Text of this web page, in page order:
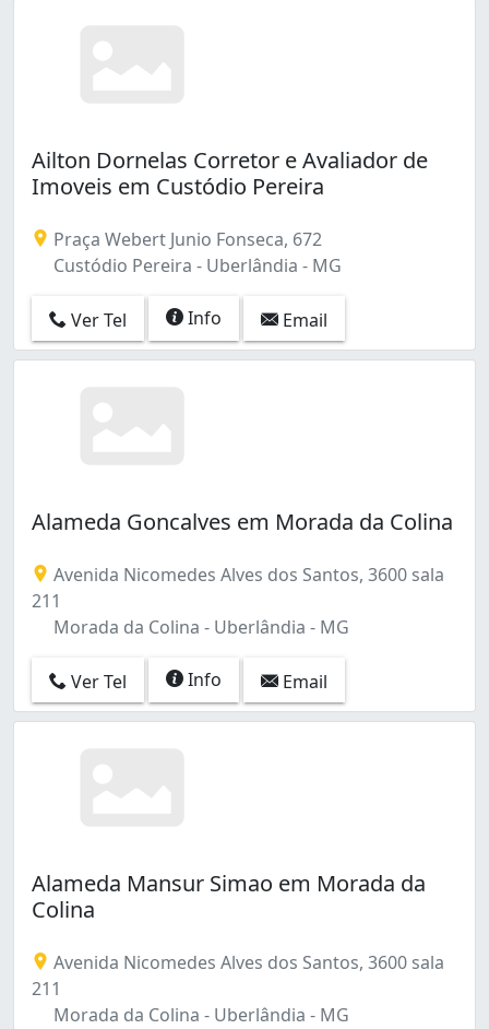
Ailton Dornelas Corretor e Avaliador de
Imoveis em Custódio Pereira
Praça Webert Junio Fonseca, 672
Custódio Pereira - Uberlândia - MG
Ver Tel Info Email
Alameda Goncalves em Morada da Colina
Avenida Nicomedes Alves dos Santos, 3600 sala
211
Morada da Colina - Uberlândia - MG
Ver Tel Info Email
Alameda Mansur Simao em Morada da
Colina
Avenida Nicomedes Alves dos Santos, 3600 sala
211
Morada da Colina - Uberlândia - MG